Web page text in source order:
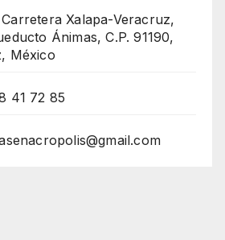
Xalapa-Veracruz,
Ánimas, C.P. 91190,
México
41 72 85